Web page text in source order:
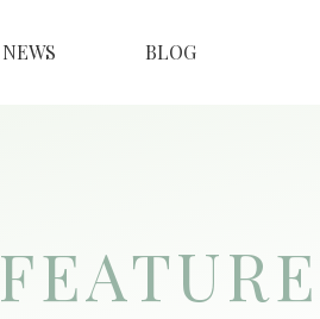
NEWS BLOG
FEATURE